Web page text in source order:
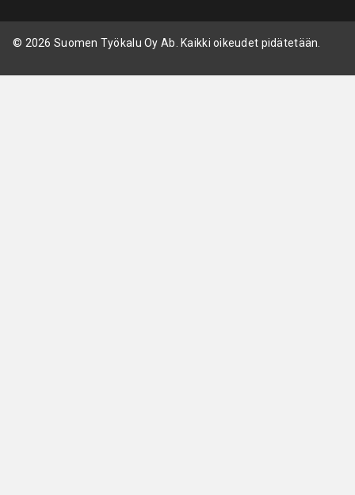
© 2026 Suomen Työkalu Oy Ab. Kaikki oikeudet pidätetään.